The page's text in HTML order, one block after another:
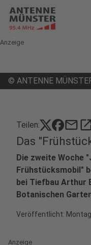
Anzeige
© ANTENNE
Teilen: mailopen_in_new
Das
Die zweite Woche
Frühstücksmobil"
bei Tiefbau Arthur
Botanischen
Veröffentlicht:
Anzeige